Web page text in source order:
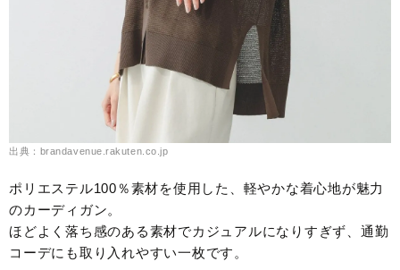
出典：brandavenue.rakuten.co.jp
ポリエステル100％素材を使用した、軽やかな着心地が魅力
のカーディガン。
ほどよく落ち感のある素材でカジュアルになりすぎず、通勤
コーデにも取り入れやすい一枚です。